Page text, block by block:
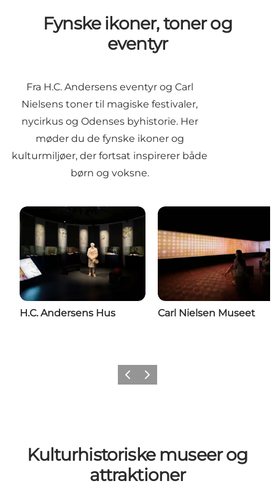
Fynske ikoner, toner og
eventyr
Fra H.C. Andersens eventyr og Carl
Nielsens toner til magiske festivaler,
nycirkus og Odenses byhistorie. Her
møder du de fynske ikoner og
kulturmiljøer, der fortsat inspirerer både
børn og voksne.
H.C. Andersens Hus Carl Nielsen Museet
ForrigeNæste
Kulturhistoriske museer og
attraktioner